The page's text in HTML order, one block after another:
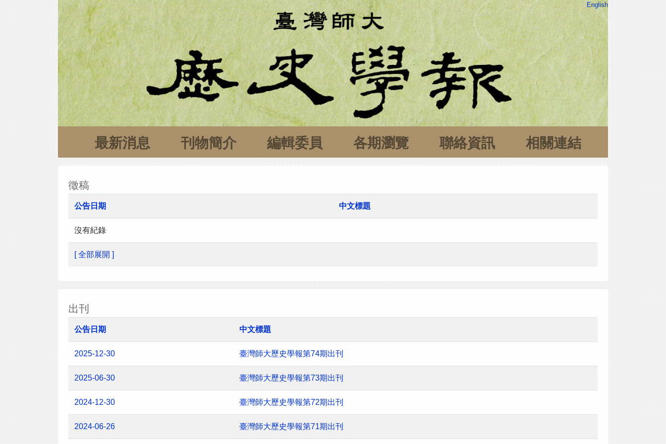
English
最新消息 刊物簡介 編輯委員 各期瀏覽 聯絡資訊 相關連結
徵稿
公告日期 中文標題
沒有紀錄
[ 全部展開 ]
出刊
公告日期 中文標題
2025-12-30 臺灣師大歷史學報第74期出刊
2025-06-30 臺灣師大歷史學報第73期出刊
2024-12-30 臺灣師大歷史學報第72期出刊
2024-06-26 臺灣師大歷史學報第71期出刊